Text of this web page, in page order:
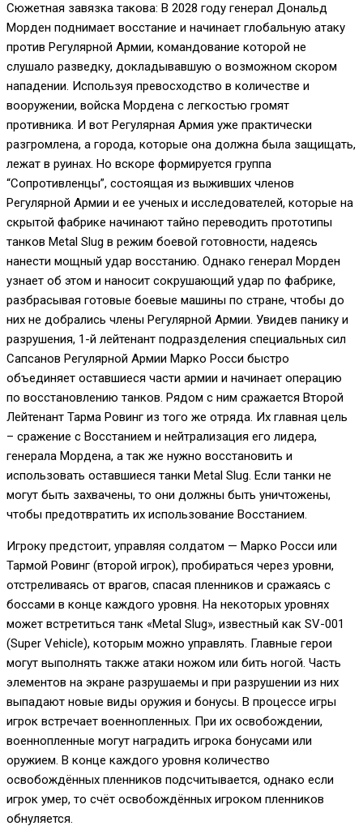
Сюжетная завязка такова: В 2028 году генерал Дональд
Морден поднимает восстание и начинает глобальную атаку
против Регулярной Армии, командование которой не
слушало разведку, докладывавшую о возможном скором
нападении. Используя превосходство в количестве и
вооружении, войска Мордена с легкостью громят
противника. И вот Регулярная Армия уже практически
разгромлена, а города, которые она должна была защищать,
лежат в руинах. Но вскоре формируется группа
“Сопротивленцы”, состоящая из выживших членов
Регулярной Армии и ее ученых и исследователей, которые на
скрытой фабрике начинают тайно переводить прототипы
танков Metal Slug в режим боевой готовности, надеясь
нанести мощный удар восстанию. Однако генерал Морден
узнает об этом и наносит сокрушающий удар по фабрике,
разбрасывая готовые боевые машины по стране, чтобы до
них не добрались члены Регулярной Армии. Увидев панику и
разрушения, 1-й лейтенант подразделения специальных сил
Сапсанов Регулярной Армии Марко Росси быстро
объединяет оставшиеся части армии и начинает операцию
по восстановлению танков. Рядом с ним сражается Второй
Лейтенант Тарма Ровинг из того же отряда. Их главная цель
– сражение с Восстанием и нейтрализация его лидера,
генерала Мордена, а так же нужно восстановить и
использовать оставшиеся танки Metal Slug. Если танки не
могут быть захвачены, то они должны быть уничтожены,
чтобы предотвратить их использование Восстанием.
Игроку предстоит, управляя солдатом — Марко Росси или
Тармой Ровинг (второй игрок), пробираться через уровни,
отстреливаясь от врагов, спасая пленников и сражаясь с
боссами в конце каждого уровня. На некоторых уровнях
может встретиться танк «Metal Slug», известный как SV-001
(Super Vehicle), которым можно управлять. Главные герои
могут выполнять также атаки ножом или бить ногой. Часть
элементов на экране разрушаемы и при разрушении из них
выпадают новые виды оружия и бонусы. В процессе игры
игрок встречает военнопленных. При их освобождении,
военнопленные могут наградить игрока бонусами или
оружием. В конце каждого уровня количество
освобождённых пленников подсчитывается, однако если
игрок умер, то счёт освобождённых игроком пленников
обнуляется.